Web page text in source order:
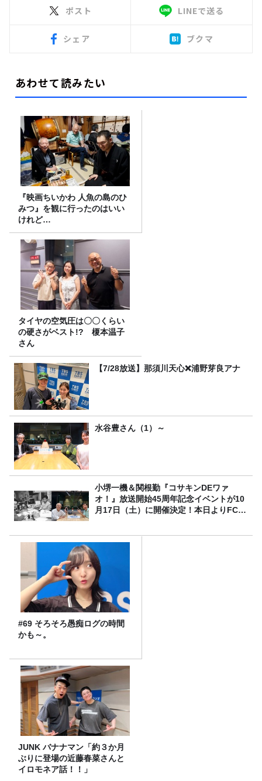
ポスト LINEで送る
シェア ブクマ
あわせて読みたい
『映画ちいかわ 人魚の島のひ
みつ』を観に行ったのはいい
けれど…
タイヤの空気圧は〇〇くらい
の硬さがベスト!? 榎本温子
さん
【7/28放送】那須川天心❌浦野芽良アナ
水谷豊さん（1）～
小堺一機＆関根勤『コサキンDEワァ
オ！』放送開始45周年記念イベントが10
月17日（土）に開催決定！本日よりFC先
#69 そろそろ愚痴ログの時間
かも～。
JUNK バナナマン「約３か月
ぶりに登場の近藤春菜さんと
イロモネア話！！」